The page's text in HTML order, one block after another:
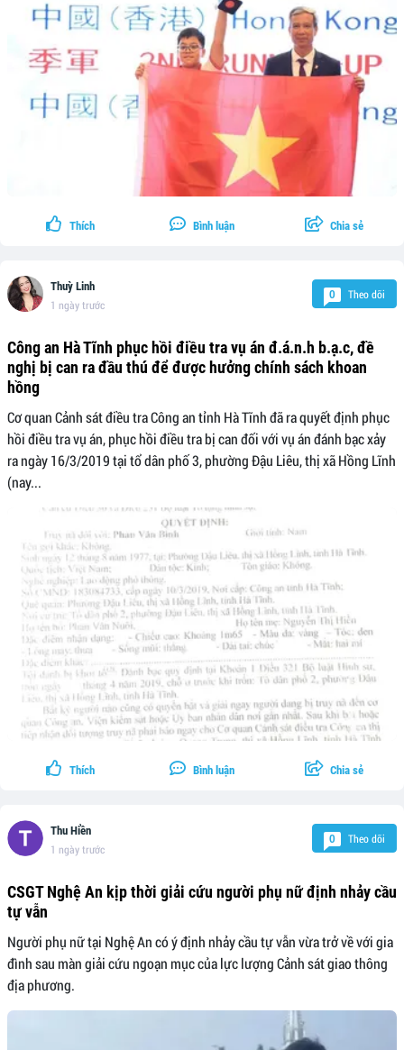
Thích Bình luận Chia sẻ
Thuỳ Linh
1 ngày trước
0 Theo dõi
Công an Hà Tĩnh phục hồi điều tra vụ án đ.á.n.h b.ạ.c, đề
nghị bị can ra đầu thú để được hưởng chính sách khoan
hồng
Cơ quan Cảnh sát điều tra Công an tỉnh Hà Tĩnh đã ra quyết định phục
hồi điều tra vụ án, phục hồi điều tra bị can đối với vụ án đánh bạc xảy
ra ngày 16/3/2019 tại tổ dân phố 3, phường Đậu Liêu, thị xã Hồng Lĩnh
(nay...
Thích Bình luận Chia sẻ
Thu Hiền
1 ngày trước
0 Theo dõi
CSGT Nghệ An kịp thời giải cứu người phụ nữ định nhảy cầu
tự vẫn
Người phụ nữ tại Nghệ An có ý định nhảy cầu tự vẫn vừa trở về với gia
đình sau màn giải cứu ngoạn mục của lực lượng Cảnh sát giao thông
địa phương.